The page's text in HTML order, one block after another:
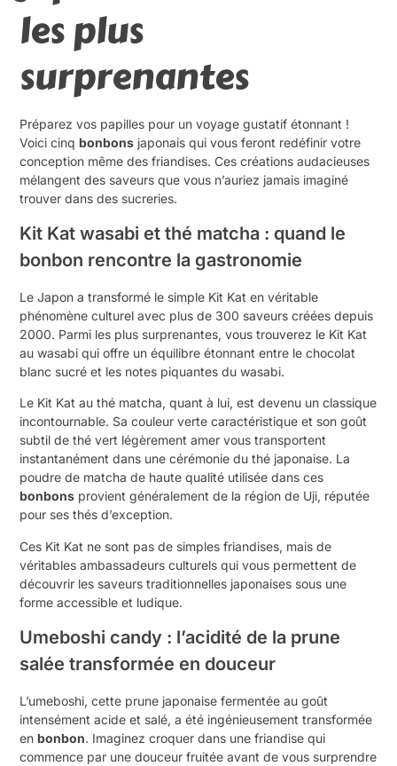
les plus
surprenantes
Préparez vos papilles pour un voyage gustatif étonnant !
Voici cinqbonbons japonais qui vous feront redéfinir votre
conception même des friandises. Ces créations audacieuses
mélangent des saveurs que vous n’auriez jamais imaginé
trouver dans des sucreries.
Kit Kat wasabi et thé matcha : quand le
bonbon rencontre la gastronomie
Le Japon a transformé le simple Kit Kat en véritable
phénomène culturel avec plus de 300 saveurs créées depuis
2000. Parmi les plus surprenantes, vous trouverez le Kit Kat
au wasabi qui offre un équilibre étonnant entre le chocolat
blanc sucré et les notes piquantes du wasabi.
Le Kit Kat au thé matcha, quant à lui, est devenu un classique
incontournable. Sa couleur verte caractéristique et son goût
subtil de thé vert légèrement amer vous transportent
instantanément dans une cérémonie du thé japonaise. La
poudre de matcha de haute qualité utilisée dans ces
bonbons provient généralement de la région de Uji, réputée
pour ses thés d’exception.
Ces Kit Kat ne sont pas de simples friandises, mais de
véritables ambassadeurs culturels qui vous permettent de
découvrir les saveurs traditionnelles japonaises sous une
forme accessible et ludique.
Umeboshi candy : l’acidité de la prune
salée transformée en douceur
L’umeboshi, cette prune japonaise fermentée au goût
intensément acide et salé, a été ingénieusement transformée
enbonbon. Imaginez croquer dans une friandise qui
commence par une douceur fruitée avant de vous surprendre